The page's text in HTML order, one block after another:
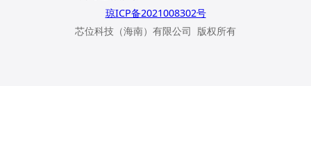
琼ICP备2021008302号
芯位科技（海南）有限公司 版权所有